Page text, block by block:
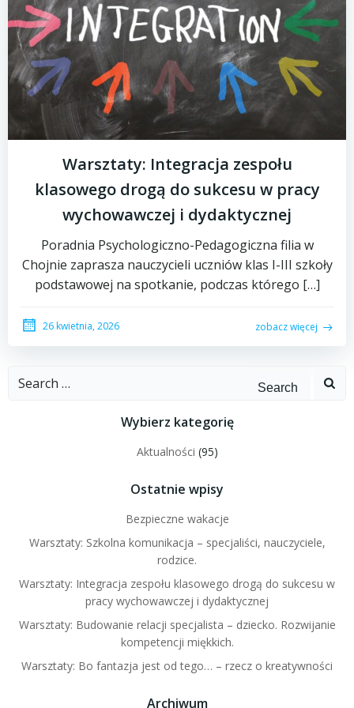
Warsztaty: Integracja zespołu
klasowego drogą do sukcesu w pracy
wychowawczej i dydaktycznej
Poradnia Psychologiczno-Pedagogiczna filia w
Chojnie zaprasza nauczycieli uczniów klas I-III szkoły
podstawowej na spotkanie, podczas którego […]
26 kwietnia, 2026 zobacz więcej
Search
Wybierz kategorię
Aktualności (95)
Ostatnie wpisy
Bezpieczne wakacje
Warsztaty: Szkolna komunikacja – specjaliści, nauczyciele,
rodzice.
Warsztaty: Integracja zespołu klasowego drogą do sukcesu w
pracy wychowawczej i dydaktycznej
Warsztaty: Budowanie relacji specjalista – dziecko. Rozwijanie
kompetencji miękkich.
Warsztaty: Bo fantazja jest od tego… – rzecz o kreatywności
Archiwum